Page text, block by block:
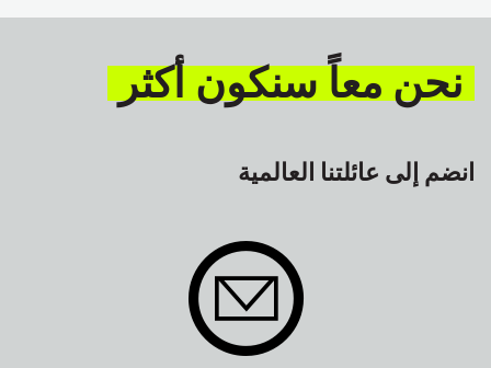
نحن معاً سنكون أكثر
انضم إلى عائلتنا العالمية